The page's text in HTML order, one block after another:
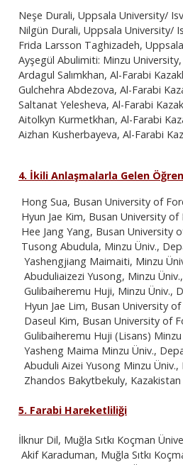
Neşe Durali, Uppsala University/
Nilgün Durali, Uppsala University/
Frida Larsson Taghizadeh,
Ayşegül Abulimiti: Minzu
Ardagul Salımkhan, Al-Farabi
Gulchehra Abdezova, Al-Farabi
Saltanat Yelesheva, Al-Farabi
Aitolkyn Kurmetkhan, Al-Farabi
Aizhan Kusherbayeva, Al-Farabi
4. İkili Anlaşmalarla Gelen
Hong Sua, Busan University of
Hyun Jae Kim, Busan University
Hee Jang Yang, Busan University
Tusong Abudula, Minzu Üniv.,
Yashengjiang Maimaiti, Minzu
Abuduliaizezi Yusong, Minzu
Gulibaiheremu Huji, Minzu Üniv.,
Hyun Jae Lim, Busan University
Daseul Kim, Busan University of
Gulibaiheremu Huji (Lisans)
Yasheng Maima Minzu Üniv.,
Abuduli Aizei Yusong Minzu
Zhandos Bakytbekuly,
5. Farabi Hareketliliği
İlknur Dil, Muğla Sıtkı Koçman
Akif Karaduman, Muğla Sıtkı